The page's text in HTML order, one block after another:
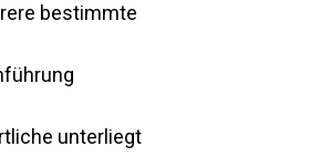
bestimmte
unterliegt